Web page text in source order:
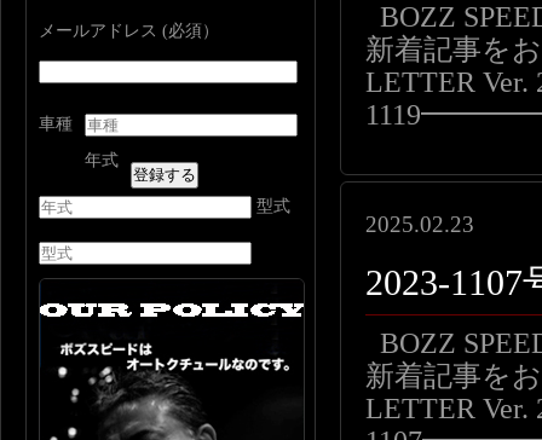
BOZZ
新着記事を
LETTER Ver.
2025.02.23
2023-
BOZZ
新着記事を
LETTER Ver.
メールアドレス (必須）
車種
年式
型式